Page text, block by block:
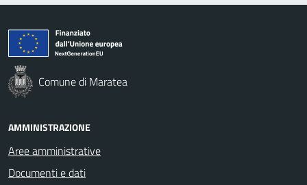
Comune di Maratea
AMMINISTRAZIONE
Aree amministrative
Documenti e dati